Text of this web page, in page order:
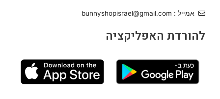
אמייל : bunnyshopisrael@gmail.com
להורדת האפליקציה